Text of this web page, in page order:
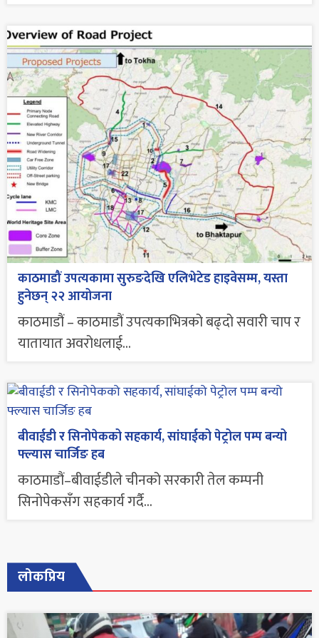
काठमाडौं उपत्यकामा सुरुङदेखि एलिभेटेड हाइवेसम्म, यस्ता
हुनेछन् २२ आयोजना
काठमाडौं – काठमाडौं उपत्यकाभित्रको बढ्दो सवारी चाप र
यातायात अवरोधलाई...
बीवाईडी र सिनोपेकको सहकार्य, सांघाईको पेट्रोल पम्प बन्यो
फ्ल्यास चार्जिङ हब
काठमाडौं–बीवाईडीले चीनको सरकारी तेल कम्पनी
सिनोपेकसँग सहकार्य गर्दै...
लोकप्रिय